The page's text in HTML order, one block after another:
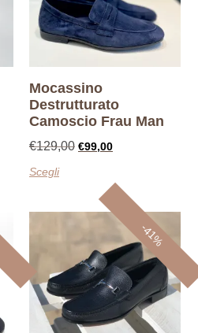
Mocassino
Destrutturato
Camoscio Frau Man
€129,00 €99,00
Scegli
-41%